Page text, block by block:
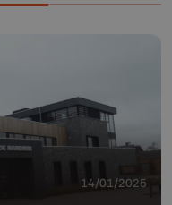
14/01/2025